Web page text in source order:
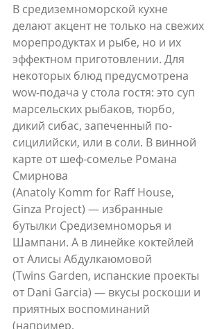
В средиземноморской кухне
делают акцент не только на свежих
морепродуктах и рыбе, но и их
эффектном приготовлении. Для
некоторых блюд предусмотрена
wow-подача у стола гостя: это суп
марсельских рыбаков, тюрбо,
дикий сибас, запеченный по-
сицилийски, или в соли. В винной
карте от шеф-сомелье Романа
Смирнова
(Anatoly Komm for Raff House,
Ginza Project) — избранные
бутылки Средиземноморья и
Шампани. А в линейке коктейлей
от Алисы Абдулкаюмовой
(Twins Garden, испанские проекты
от Dani Garcia) — вкусы роскоши и
приятных воспоминаний
(например,